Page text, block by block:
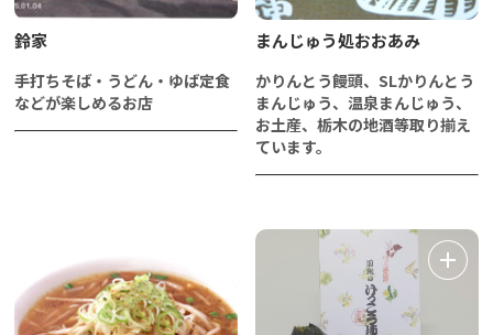
鈴家
手打ちそば・うどん・ゆば定食
などが楽しめるお店
まんじゅう処おおあみ
かりんとう饅頭、SLかりんとう
まんじゅう、温泉まんじゅう、
お土産、栃木の地酒等取り揃え
ています。